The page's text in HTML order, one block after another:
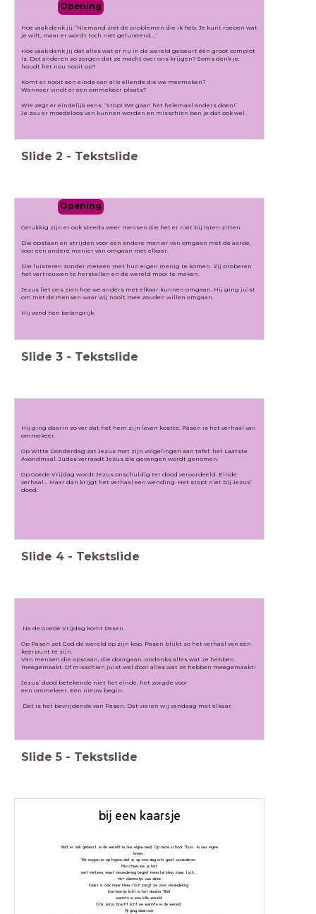
Opening
Hoe vaak denk jij: ‘Niemand ziet de problemen die ik heb. Je kunt roepen wat
je wilt, maar er wordt toch niet geluisterd....’
Hoe vaak denk jij dat alles wat er nu in de wereld gebeurt één groot complot
is. Dat anderen zo zorgen dat ze macht over ons krijgen? Soms denk je:
houdt het nou nooit op?
Komt er nooit een einde aan alle ellende die we meemaken?
Wanneer vindt er een ommekeer plaats?
Wie zegt er eindelijk eens: ‘Stop! We gaan het helemaal anders doen!’
Je zou er moedeloos van kunnen worden en misschien ben je dat ook wel.
Slide 2 - Tekstslide
Opening
Gelukkig zijn er ook steeds weer mensen die het er niet bij laten zitten.
Die opstaan en strijden voor een andere manier van omgaan met de aarde,
voor een andere manier van omgaan met elkaar.
Die luisteren zonder meteen met hun eigen menig te komen. Zij proberen
het vertrouwen te herstellen en de wereld mooi te maken.
Jezus liet ons zien hoe we anders met elkaar kunnen omgaan. Hij ging juist
om met de mensen waar wij nooit mee zouden willen omgaan.
Hij vond hen belangrijk.
Slide 3 - Tekstslide
Hij ging daarin zo ver dat het hem zijn leven kostte. Pasen is het verhaal van
ommekeer.
Op Witte Donderdag zat Jezus met zijn volgelingen aan tafel: het Laatste
Avondmaal. Judas verraadt Jezus die gevangen wordt genomen.
Op Goede Vrijdag wordt Jezus onschuldig ter dood veroordeeld. Einde
verhaal... Maar dan krijgt het verhaal een wending. Het stopt niet bij Jezus’
dood.
Slide 4 - Tekstslide
Na de Goede Vrijdag komt Pasen.
Op Pasen zet God de wereld op zijn kop. Pasen blijkt zo het verhaal van een
keerpunt te zijn.
Van mensen die opstaan, die doorgaan, ondanks alles wat ze hebben
meegemaakt. Of misschien juist wel door alles wat ze hebben meegemaakt!
Jezus’ dood betekende niet het einde, het zorgde voor
een ommekeer. Een nieuw begin.
Dat is het bevrijdende van Pasen. Dat vieren wij vandaag met elkaar.
Slide 5 - Tekstslide
bij een kaarsje
Wat er ook gebeurt, in de wereld. In ons eigen land. Op onze school. Thuis... In ons eigen
leven...
We mogen er op hopen dat er op een dag iets gaat veranderen.
Misschien zie je het
niet meteen, want verandering begint meestal klein, maar toch...
Het vlammetje van deze
kaars is ook maar klein, toch zorgt ze voor verandering.
Een beetje licht in het donker. Wat
warmte in een kille wereld.
Ook Jezus bracht licht en warmte in de wereld.
Hij ging daarvoor